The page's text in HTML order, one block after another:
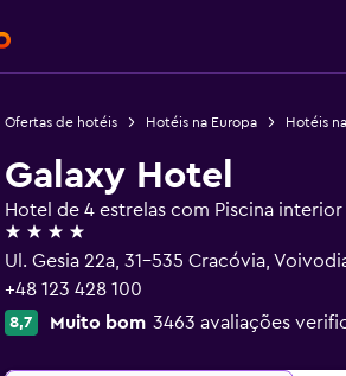
Ofertas de hotéis Hotéis na Europa Hotéis
Galaxy Hotel
Hotel de 4 estrelas com Piscina interior
4 estrelas
Ul. Gesia 22a, 31-535 Cracóvia,
+48 123 428 100
8,7 Muito bom 3463 avaliações